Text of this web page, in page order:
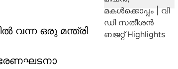
വന്ന ഒരു മന്ത്രി